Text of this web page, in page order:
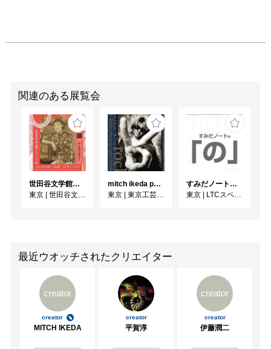
関連のある展覧会
世田谷文学館コレクション展 没後30年 宇野千代展
東京 | 世田谷文学館
mitch ikeda photography exhibition「rocks」
東京 | 東京工芸大学 写大ギャラリー
すみだノート展2026 ~すみだノートの「の」～
東京 | LTCスペース
最近ウオッチされたクリエイター
creator
creator
MITCH IKEDA
creator
平賀淳
creator
creator
伊藤潤二